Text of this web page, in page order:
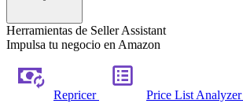
Herramientas de Seller Assistant
Impulsa tu negocio en Amazon
Repricer Price List Analyzer